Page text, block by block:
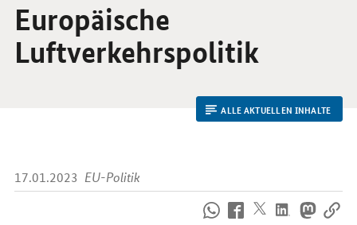
Europäische
Luftverkehrspolitik
ALLE AKTUELLEN INHALTE
17.01.2023 EU-Politik